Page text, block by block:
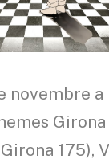
novembre a
175),